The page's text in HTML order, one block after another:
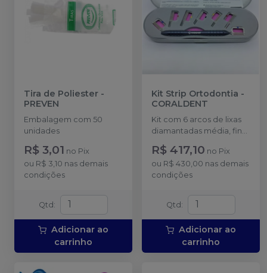
Tira de Poliester -
PREVEN
Embalagem com 50
unidades
R$ 3,01 no Pix
ou R$ 3,10 nas demais
condições
Qtd :
Adicionar ao
carrinho
Kit Strip Ortodontia -
CORALDENT
Kit com 6 arcos de lixas
diamantadas média, fina
e extra-fina, 1 micro serra
em arcos de inox e 1
cabo. Confira mais
detalhes em
R$ 417,10 no Pix
ou R$ 430,00 nas demais
condições
Qtd :
Adicionar ao
carrinho